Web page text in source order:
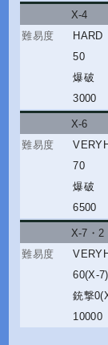
X-4
HARD
50
爆破
3000
X-6
70
爆破
6500
X-7・2
60(X-7)
銃撃
10000